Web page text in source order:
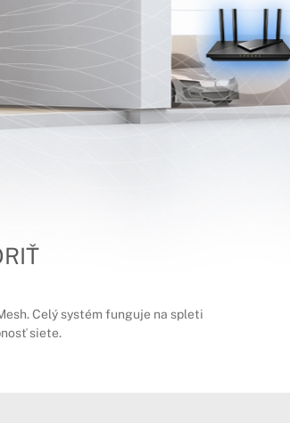
Celý systém funguje na spleti
siete.